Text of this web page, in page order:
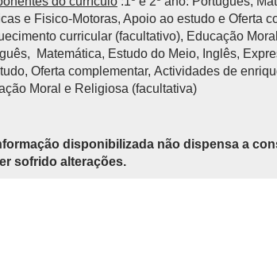
e Fisico-Motoras, Apoio ao estudo e Oferta
curricular (facultativo), Educação
Matemática, Estudo do Meio, Inglês,
Oferta complementar, Actividades de
Moral e Religiosa (facultativa)
disponibilizada não dispensa a
sofrido alterações.